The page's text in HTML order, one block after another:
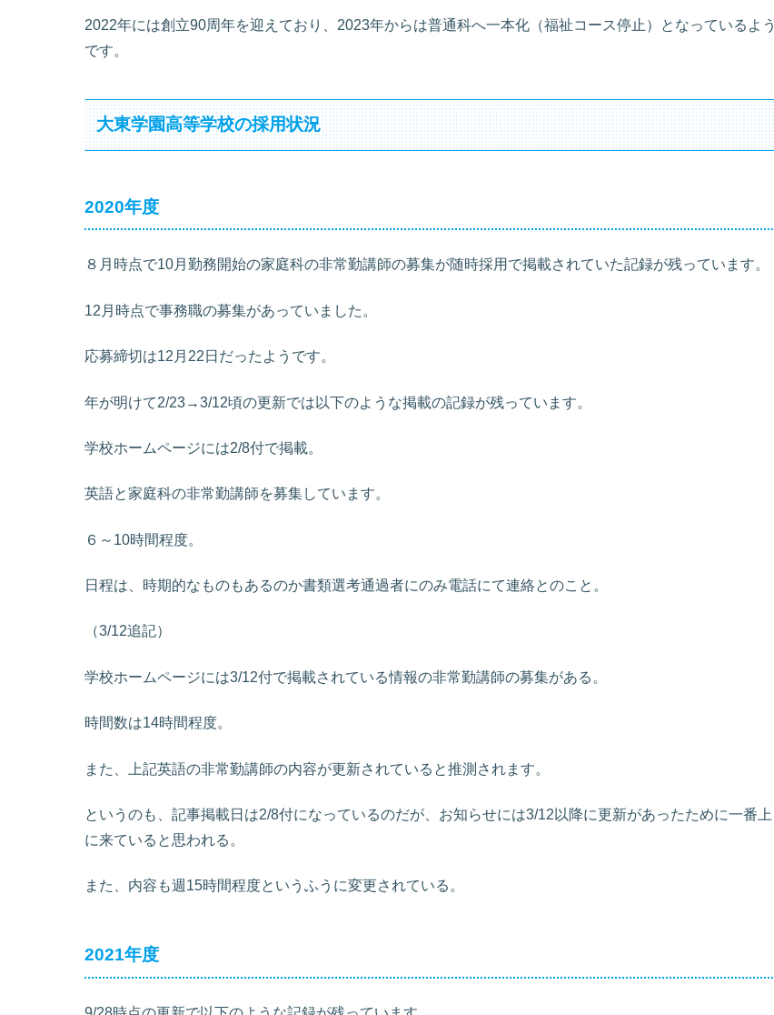
2022年には創立90周年を迎えており、2023年からは普通科へ一本化（福祉コース停止）となっているよう
です。
大東学園高等学校の採用状況
2020年度
８月時点で10月勤務開始の家庭科の非常勤講師の募集が随時採用で掲載されていた記録が残っています。
12月時点で事務職の募集があっていました。
応募締切は12月22日だったようです。
年が明けて2/23→3/12頃の更新では以下のような掲載の記録が残っています。
学校ホームページには2/8付で掲載。
英語と家庭科の非常勤講師を募集しています。
６～10時間程度。
日程は、時期的なものもあるのか書類選考通過者にのみ電話にて連絡とのこと。
（3/12追記）
学校ホームページには3/12付で掲載されている情報の非常勤講師の募集がある。
時間数は14時間程度。
また、上記英語の非常勤講師の内容が更新されていると推測されます。
というのも、記事掲載日は2/8付になっているのだが、お知らせには3/12以降に更新があったために一番上
に来ていると思われる。
また、内容も週15時間程度というふうに変更されている。
2021年度